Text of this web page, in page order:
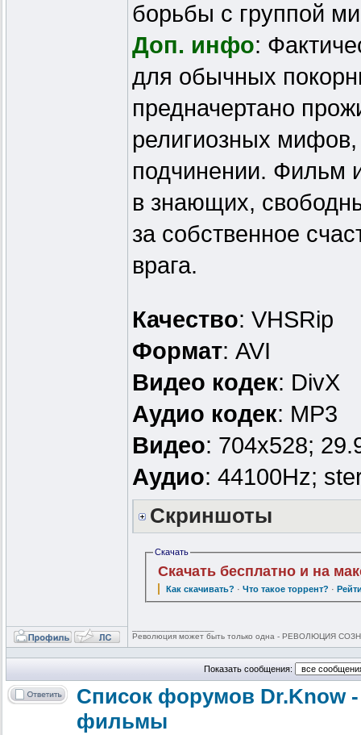
борьбы с группой
Доп. инфо:
для обычных
предначертано
религиозных мифов,
подчинении. Фильм
в знающих,
за собственное
врага.
Качество: VHSRip
Формат: AVI
Видео кодек: DivX
Аудио кодек: MP3
Видео: 704x528;
Аудио: 44100Hz;
Скриншоты
Скачать
Скачать бесплатно и на
Как скачивать? ·Что такое торрент? ·
Революция может быть только одна - РЕВОЛЮЦИЯ
Показать сообщения:
Список форумов Dr.Know
фильмы